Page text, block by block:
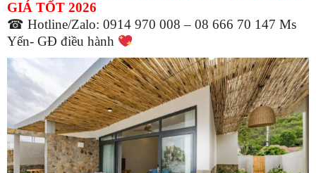
GIÁ TỐT 2026
☎ Hotline/Zalo: 0914 970 008 – 08 666 70 147 Ms
Yến- GĐ điều hành